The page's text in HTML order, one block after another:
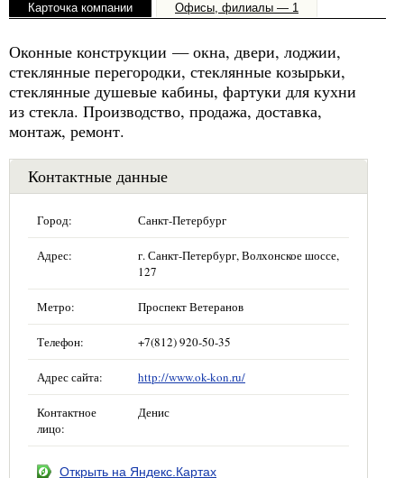
Карточка компании Офисы, филиалы — 1
Оконные конструкции — окна, двери, лоджии,
стеклянные перегородки, стеклянные козырьки,
стеклянные душевые кабины, фартуки для кухни
из стекла. Производство, продажа, доставка,
монтаж, ремонт.
Контактные данные
Город: Санкт-Петербург
Адрес:
г. Санкт-Петербург, Волхонское шоссе,
127
Метро: Проспект Ветеранов
Телефон: +7(812) 920-50-35
Адрес сайта: http://www.ok-kon.ru/
Контактное
лицо:
Денис
Открыть на Яндекс.Картах